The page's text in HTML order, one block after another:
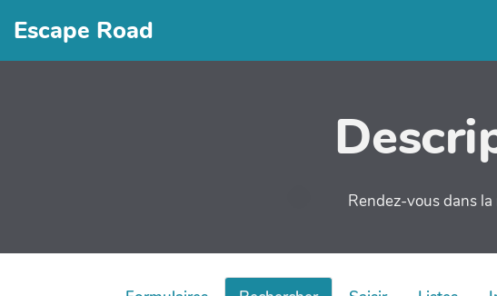
Escape Road
Rendez-vous dans